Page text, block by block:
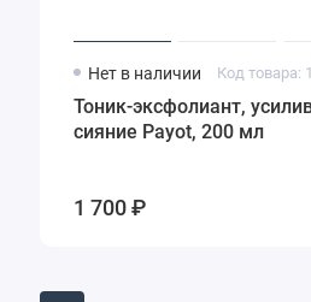
Нет в наличии Код товара:
Тоник-эксфолиант,
сияние Payot, 200 мл
1 700 ₽